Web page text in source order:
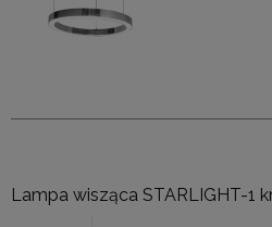
Lampa wisząca STARLIGHT-1